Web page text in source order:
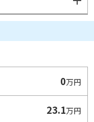
0万円
23.1万円